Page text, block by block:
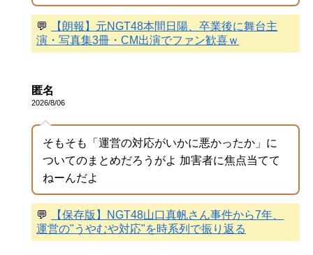
💬
【朗報】元NGT48本間日陽、卒業後に舞台主
演・写真集3冊・CM出演でファン歓喜ｗ
匿名
2026/8/06
そもそも「運営の対応がいかに悪かったか」に
ついてのまとめだろうがよ 加害者に焦点当てて
ねーんだよ
💬
【保存版】NGT48山口真帆さん事件から7年、
運営の"うやむや対応"を時系列で振り返る